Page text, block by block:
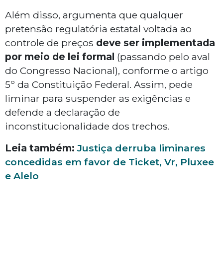
Além disso, argumenta que qualquer
pretensão regulatória estatal voltada ao
controle de preços deve ser implementada
por meio de lei formal (passando pelo aval
do Congresso Nacional), conforme o artigo
5º da Constituição Federal. Assim, pede
liminar para suspender as exigências e
defende a declaração de
inconstitucionalidade dos trechos.
Leia também: Justiça derruba liminares
concedidas em favor de Ticket, Vr, Pluxee
e Alelo